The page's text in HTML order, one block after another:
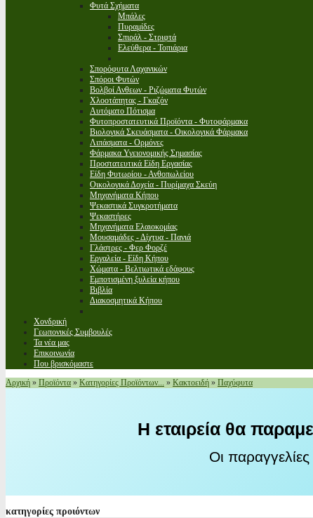
Φυτά Σχήματα
Μπάλες
Πυραμίδες
Σπιράλ - Στριφτά
Ελεύθερα - Τοπιάρια
Σπορόφυτα Λαχανικών
Σπόροι Φυτών
Βολβοί Ανθεων - Ριζώματα Φυτών
Χλοοτάπητας - Γκαζόν
Αυτόματο Πότισμα
Φυτοπροστατευτικά Προϊόντα - Φυτοφάρμακα
Βιολογικά Σκευάσματα - Οικολογικά Φάρμακα
Λιπάσματα - Ορμόνες
Φάρμακα Υγειονομικής Σημασίας
Προστατευτικά Είδη Εργασίας
Είδη Φυτωρίου - Ανθοπωλείου
Οικολογικά Δοχεία - Πυρίμαχα Σκεύη
Μηχανήματα Κήπου
Ψεκαστικά Συγκροτήματα
Ψεκαστήρες
Μηχανήματα Ελαιοκομίας
Μουσαμάδες - Δίχτυα - Πανιά
Γλάστρες - Φερ Φορζέ
Εργαλεία - Είδη Κήπου
Χώματα - Βελτιωτικά εδάφους
Εμποτισμένη ξυλεία κήπου
Βιβλία
Διακοσμητικά Κήπου
Χονδρική
Γεωπονικές Συμβουλές
Τα νέα μας
Επικοινωνία
Που βρισκόμαστε
Αρχική » Προϊόντα » Κατηγορίες Προϊόντων... » Κακτοειδή » Παχύφυτα
Η εταιρεία θα
Οι
κατηγορίες προιόντων